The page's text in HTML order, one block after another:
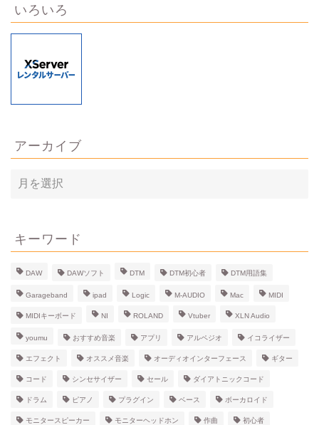
いろいろ
アーカイブ
ア
ー
ブ
キーワード
DAW DAWソフト DTM DTM初心者 DTM用語集
Garageband ipad Logic M-AUDIO Mac MIDI
MIDIキーボード NI ROLAND Vtuber XLN Audio
youmu おすすめ音楽 アプリ アルペジオ イコライザー
エフェクト オススメ音楽 オーディオインターフェース ギター
コード シンセサイザー セール ダイアトニックコード
ドラム ピアノ プラグイン ベース ボーカロイド
モニタースピーカー モニターヘッドホン 作曲 初心者